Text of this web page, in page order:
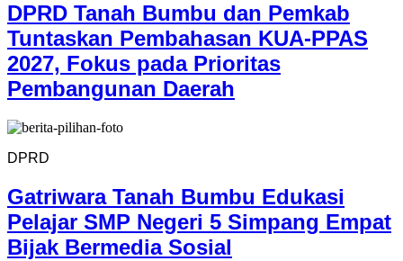
DPRD Tanah Bumbu dan Pemkab
Tuntaskan Pembahasan KUA-PPAS
2027, Fokus pada Prioritas
Pembangunan Daerah
DPRD
Gatriwara Tanah Bumbu Edukasi
Pelajar SMP Negeri 5 Simpang Empat
Bijak Bermedia Sosial